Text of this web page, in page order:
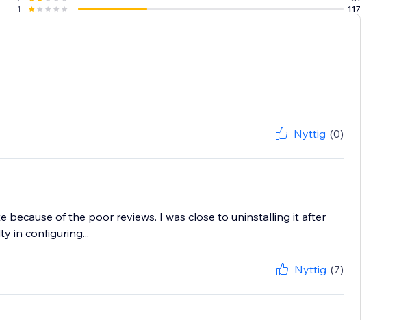
1
117
Nyttig (0)
of the poor reviews. I was close to uninstalling it after
in configuring...
Nyttig (7)